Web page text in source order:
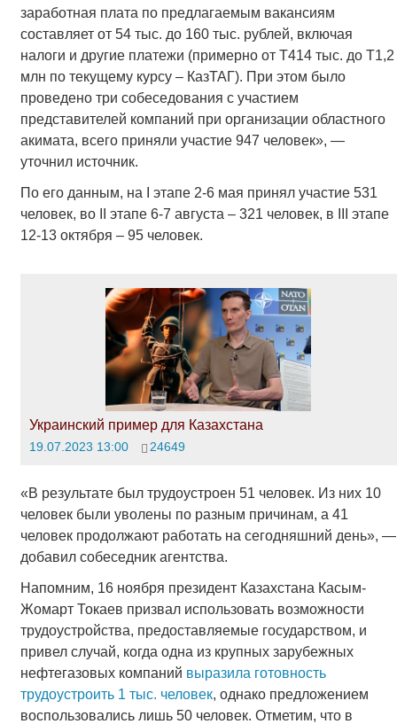
заработная плата по предлагаемым вакансиям
составляет от 54 тыс. до 160 тыс. рублей, включая
налоги и другие платежи (примерно от Т414 тыс. до Т1,2
млн по текущему курсу – КазТАГ). При этом было
проведено три собеседования с участием
представителей компаний при организации областного
акимата, всего приняли участие 947 человек», —
уточнил источник.
По его данным, на I этапе 2-6 мая принял участие 531
человек, во II этапе 6-7 августа – 321 человек, в III этапе
12-13 октября – 95 человек.
Украинский пример для Казахстана
19.07.2023 13:00 24649
«В результате был трудоустроен 51 человек. Из них 10
человек были уволены по разным причинам, а 41
человек продолжают работать на сегодняшний день», —
добавил собеседник агентства.
Напомним, 16 ноября президент Казахстана Касым-
Жомарт Токаев призвал использовать возможности
трудоустройства, предоставляемые государством, и
привел случай, когда одна из крупных зарубежных
нефтегазовых компаний выразила готовность
трудоустроить 1 тыс. человек, однако предложением
воспользовались лишь 50 человек. Отметим, что в